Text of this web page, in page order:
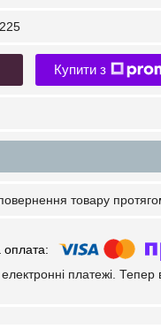
Купити з
товару
електронні платежі.